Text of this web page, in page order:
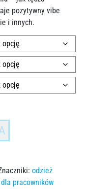
pozytywny vibe
i innych.
odzież
pracowników